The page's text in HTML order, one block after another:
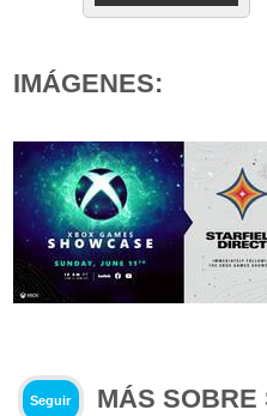
IMÁGENES:
Seguir MÁS SOBRE